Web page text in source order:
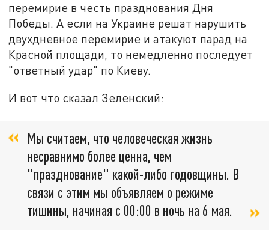
перемирие в честь празднования Дня
Победы. А если на Украине решат нарушить
двухдневное перемирие и атакуют парад на
Красной площади, то немедленно последует
"ответный удар" по Киеву.
И вот что сказал Зеленский:
Мы считаем, что человеческая жизнь
несравнимо более ценна, чем
"празднование" какой-либо годовщины. В
связи с этим мы объявляем о режиме
тишины, начиная с 00:00 в ночь на 6 мая.